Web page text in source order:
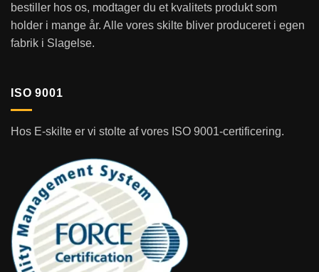
bestiller hos os, modtager du et kvalitets produkt som
holder i mange år. Alle vores skilte bliver produceret i egen
fabrik i Slagelse.
ISO 9001
Hos E-skilte er vi stolte af vores ISO 9001-certificering.